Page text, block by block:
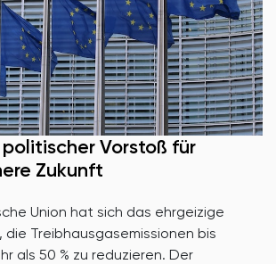
Vorstoß für
Zukunft
Union hat sich das ehrgeizige
Treibhausgasemissionen bis
als 50 % zu reduzieren. Der